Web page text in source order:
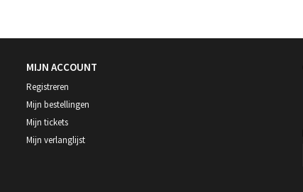
MIJN ACCOUNT
Registreren
Mijn bestellingen
Mijn tickets
Mijn verlanglijst